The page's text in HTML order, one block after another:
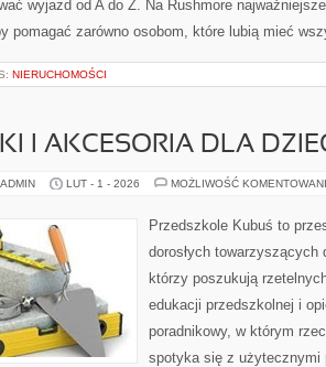
wyjazd od A do Z. Na Rushmore
pomagać zarówno osobom, które lubią mieć
NIERUCHOMOŚCI
I AKCESORIA DLA
LUT - 1 - 2026 MOŻLIWOŚĆ
Przedszkole Kubuś to
dorosłych
którzy poszukują
edukacji przedszkolnej i
poradnikowy, w którym
spotyka się z użytecznymi